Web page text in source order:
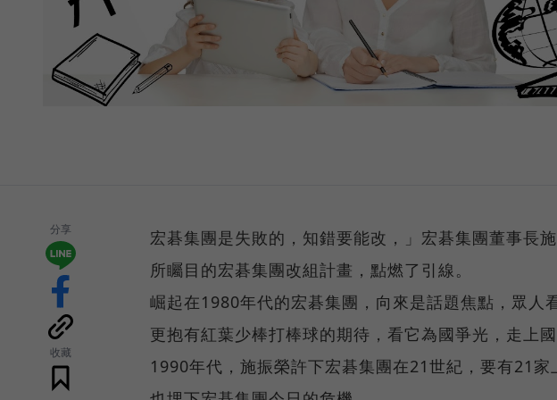
分享
收藏
宏碁集團是失敗的，知錯要能改，」宏碁集團董事長
所矚目的宏碁集團改組計畫，點燃了引線。
崛起在1980年代的宏碁集團，向來是話題焦點，眾人
更抱有紅葉少棒打棒球的期待，看它為國爭光，走上國
1990年代，施振榮許下宏碁集團在21世紀，要有21